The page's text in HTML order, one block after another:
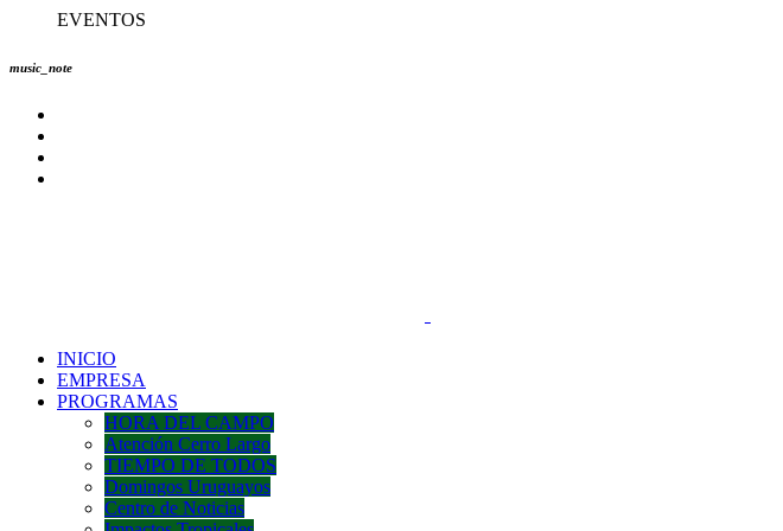
EVENTOS
music_note
INICIO
EMPRESA
PROGRAMAS
HORA DEL CAMPO
Atención Cerro Largo
TIEMPO DE TODOS
Domingos Uruguayos
Centro de Noticias